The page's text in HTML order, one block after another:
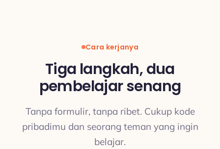
Cara kerjanya
Tiga langkah, dua
pembelajar senang
Tanpa formulir, tanpa ribet. Cukup kode
pribadimu dan seorang teman yang ingin
belajar.